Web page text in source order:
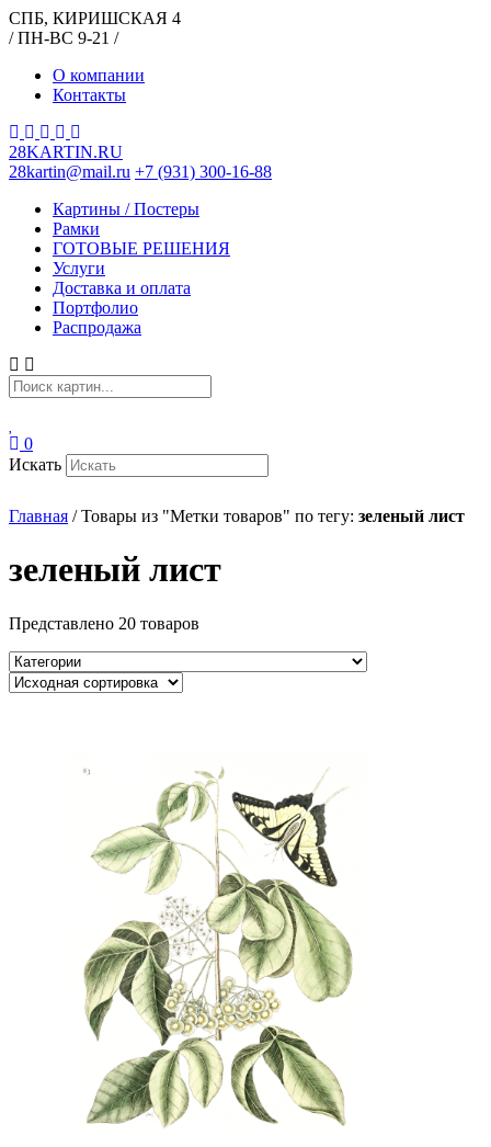
СПБ, КИРИШСКАЯ 4
/ ПН-ВС 9-21 /
О компании
Контакты
28KARTIN.RU
28kartin@mail.ru +7 (931) 300-16-88
Картины / Постеры
Рамки
ГОТОВЫЕ РЕШЕНИЯ
Услуги
Доставка и оплата
Портфолио
Распродажа
0
Искать
Главная /Товары из "Метки товаров" по тегу: зеленый лист
зеленый лист
Представлено 20 товаров